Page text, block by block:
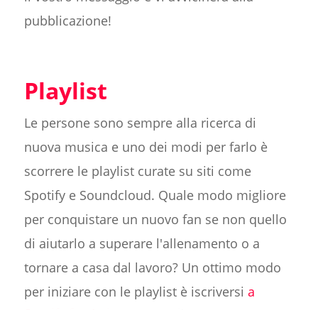
pubblicazione!
Playlist
Le persone sono sempre alla ricerca di
nuova musica e uno dei modi per farlo è
scorrere le playlist curate su siti come
Spotify e Soundcloud. Quale modo migliore
per conquistare un nuovo fan se non quello
di aiutarlo a superare l'allenamento o a
tornare a casa dal lavoro? Un ottimo modo
per iniziare con le playlist è iscriversi a